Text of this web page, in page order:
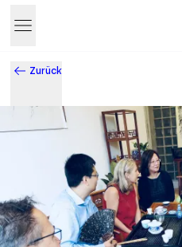
Zurück
Business & Innovation in